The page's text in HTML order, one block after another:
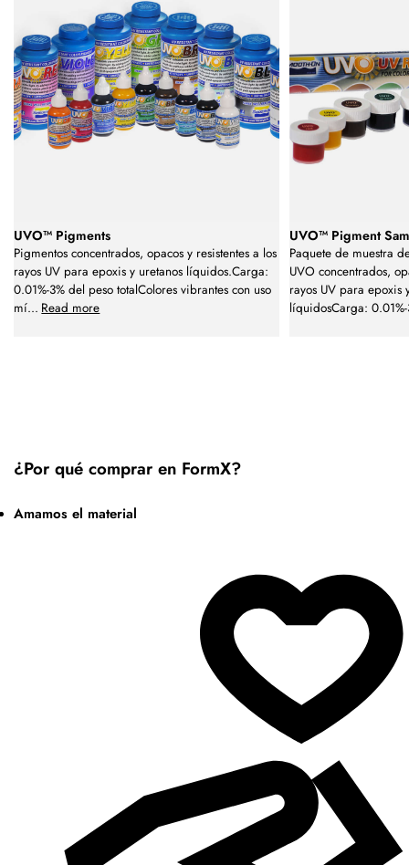
UVO™ Pigments
Pigmentos concentrados, opacos y resistentes a los
rayos UV para epoxis y uretanos líquidos.Carga:
0.01%-3% del peso totalColores vibrantes con uso
mí... Read more
UVO™ Pigment
Paquete de muestra
UVO concentrados,
rayos UV para epoxis
líquidosCarga: 0.01%-
¿Por qué comprar en FormX?
Amamos el material